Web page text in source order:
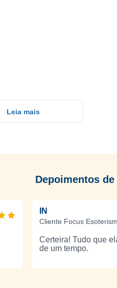
Leia mais
Depoimentos
IN
Cliente Focus
Certeira! Tudo que
de um tempo.